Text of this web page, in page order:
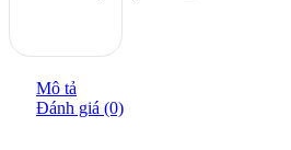
Mô tả
Đánh giá (0)